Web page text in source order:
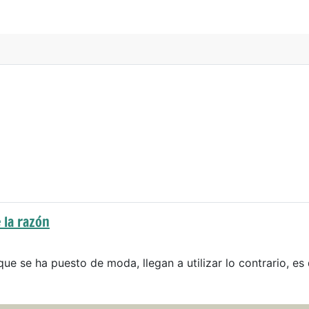
razón
se ha puesto de moda, llegan a utilizar lo contrario,